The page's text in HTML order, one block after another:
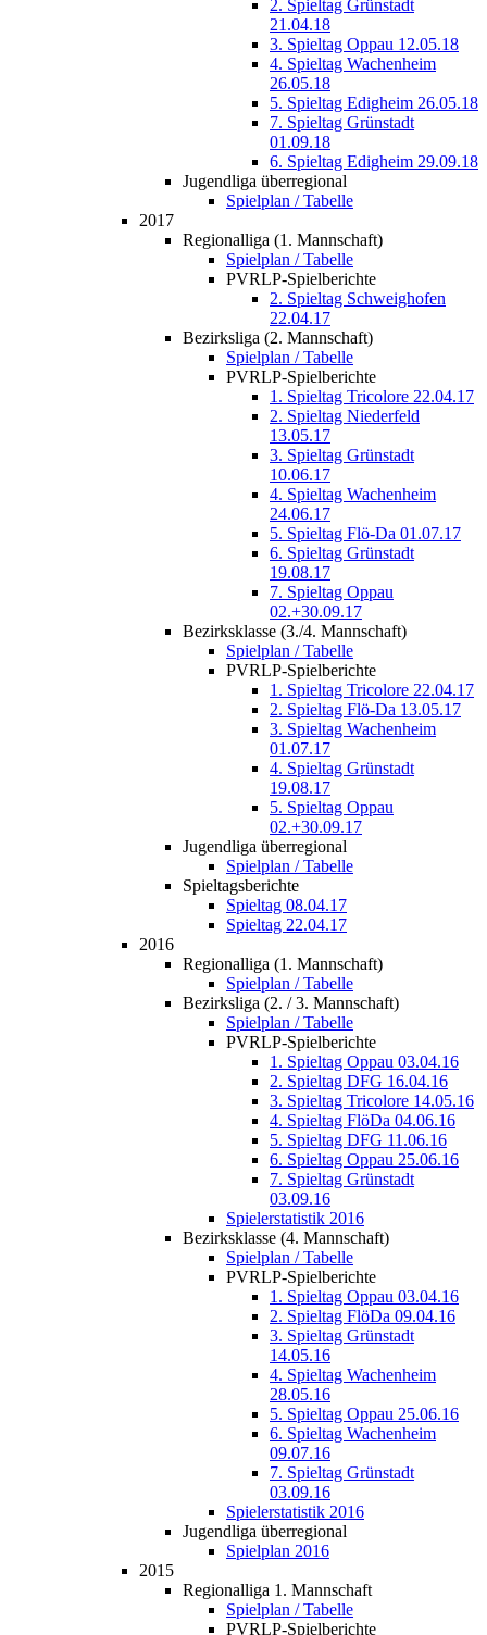
2. Spieltag Grünstadt
21.04.18
3. Spieltag Oppau 12.05.18
4. Spieltag Wachenheim
26.05.18
5. Spieltag Edigheim 26.05.18
7. Spieltag Grünstadt
01.09.18
6. Spieltag Edigheim 29.09.18
Jugendliga überregional
Spielplan / Tabelle
2017
Regionalliga (1. Mannschaft)
Spielplan / Tabelle
PVRLP-Spielberichte
2. Spieltag Schweighofen
22.04.17
Bezirksliga (2. Mannschaft)
Spielplan / Tabelle
PVRLP-Spielberichte
1. Spieltag Tricolore 22.04.17
2. Spieltag Niederfeld
13.05.17
3. Spieltag Grünstadt
10.06.17
4. Spieltag Wachenheim
24.06.17
5. Spieltag Flö-Da 01.07.17
6. Spieltag Grünstadt
19.08.17
7. Spieltag Oppau
02.+30.09.17
Bezirksklasse (3./4. Mannschaft)
Spielplan / Tabelle
PVRLP-Spielberichte
1. Spieltag Tricolore 22.04.17
2. Spieltag Flö-Da 13.05.17
3. Spieltag Wachenheim
01.07.17
4. Spieltag Grünstadt
19.08.17
5. Spieltag Oppau
02.+30.09.17
Jugendliga überregional
Spielplan / Tabelle
Spieltagsberichte
Spieltag 08.04.17
Spieltag 22.04.17
2016
Regionalliga (1. Mannschaft)
Spielplan / Tabelle
Bezirksliga (2. / 3. Mannschaft)
Spielplan / Tabelle
PVRLP-Spielberichte
1. Spieltag Oppau 03.04.16
2. Spieltag DFG 16.04.16
3. Spieltag Tricolore 14.05.16
4. Spieltag FlöDa 04.06.16
5. Spieltag DFG 11.06.16
6. Spieltag Oppau 25.06.16
7. Spieltag Grünstadt
03.09.16
Spielerstatistik 2016
Bezirksklasse (4. Mannschaft)
Spielplan / Tabelle
PVRLP-Spielberichte
1. Spieltag Oppau 03.04.16
2. Spieltag FlöDa 09.04.16
3. Spieltag Grünstadt
14.05.16
4. Spieltag Wachenheim
28.05.16
5. Spieltag Oppau 25.06.16
6. Spieltag Wachenheim
09.07.16
7. Spieltag Grünstadt
03.09.16
Spielerstatistik 2016
Jugendliga überregional
Spielplan 2016
2015
Regionalliga 1. Mannschaft
Spielplan / Tabelle
PVRLP-Spielberichte